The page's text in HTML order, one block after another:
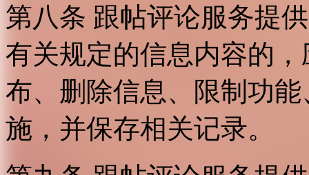
第八条 跟帖评论服务提
有关规定的信息内容的
布、删除信息、限制功
施，并保存相关记录。